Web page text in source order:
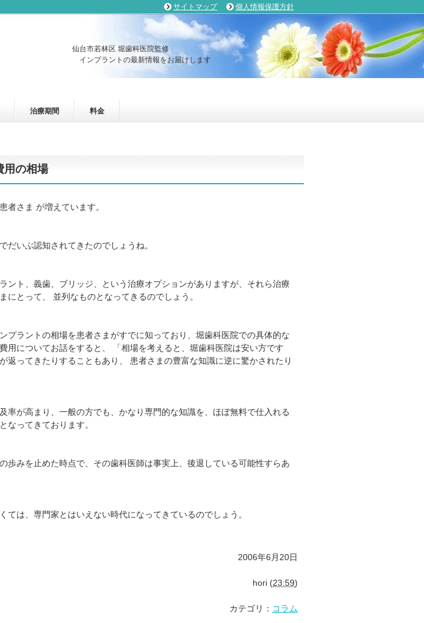
仙台市若林区 堀歯科医院監修
インプラントの最新情報をお届けします
治療期間 料金
用の相場
者さま が増えています。
だいぶ認知されてきたのでしょうね。
ント、義歯、ブリッジ、という治療オプションがありますが、それら治療
にとって、 並列なものとなってきるのでしょう。
プラントの相場を患者さまがすでに知っており、堀歯科医院での具体的な
用についてお話をすると、 「相場を考えると、堀歯科医院は安い方です
返ってきたりすることもあり、 患者さまの豊富な知識に逆に驚かされたり
率が高まり、一般の方でも、かなり専門的な知識を、ほぼ無料で仕入れる
なってきております。
歩みを止めた時点で、その歯科医師は事実上、後退している可能性すらあ
ては、専門家とはいえない時代になってきているのでしょう。
2006年6月20日
hori (23:59)
カテゴリ： コラム
サイトマップ 個人情報保護方針